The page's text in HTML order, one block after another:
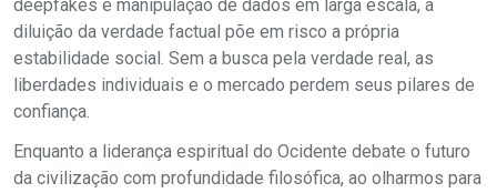
deepfakes e manipulação de dados em larga escala, a
diluição da verdade factual põe em risco a própria
estabilidade social. Sem a busca pela verdade real, as
liberdades individuais e o mercado perdem seus pilares de
confiança.
Enquanto a liderança espiritual do Ocidente debate o futuro
da civilização com profundidade filosófica, ao olharmos para